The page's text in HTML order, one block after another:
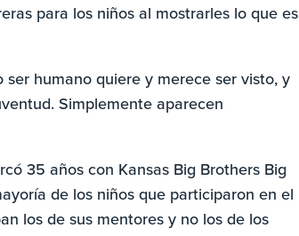
para los niños al mostrarles lo que es
humano quiere y merece ser visto, y
Simplemente aparecen
35 años con Kansas Big Brothers Big
de los niños que participaron en el
los de sus mentores y no los de los